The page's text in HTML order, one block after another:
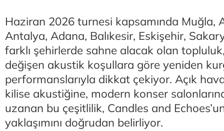
Haziran 2026 turnesi kapsamında Muğla,
Antalya, Adana, Balıkesir, Eskişehir,
farklı şehirlerde sahne alacak olan
değişen akustik koşullara göre yeniden
performanslarıyla dikkat çekiyor. Açık
kilise akustiğine, modern konser
uzanan bu çeşitlilik, Candles and
yaklaşımını doğrudan belirliyor.